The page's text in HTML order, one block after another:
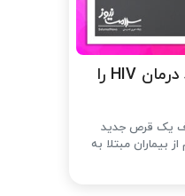
قرص آزمایشی که می‌تواند درمان HIV را
یک قرص جدید
بیماران مبتلا به